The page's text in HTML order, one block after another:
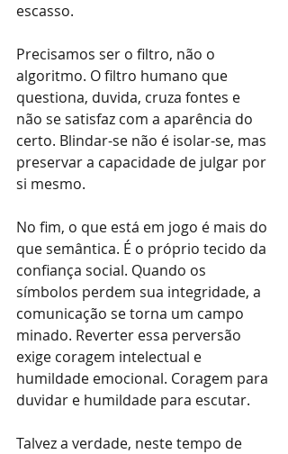
escasso.
Precisamos ser o filtro, não o
algoritmo. O filtro humano que
questiona, duvida, cruza fontes e
não se satisfaz com a aparência do
certo. Blindar-se não é isolar-se, mas
preservar a capacidade de julgar por
si mesmo.
No fim, o que está em jogo é mais do
que semântica. É o próprio tecido da
confiança social. Quando os
símbolos perdem sua integridade, a
comunicação se torna um campo
minado. Reverter essa perversão
exige coragem intelectual e
humildade emocional. Coragem para
duvidar e humildade para escutar.
Talvez a verdade, neste tempo de